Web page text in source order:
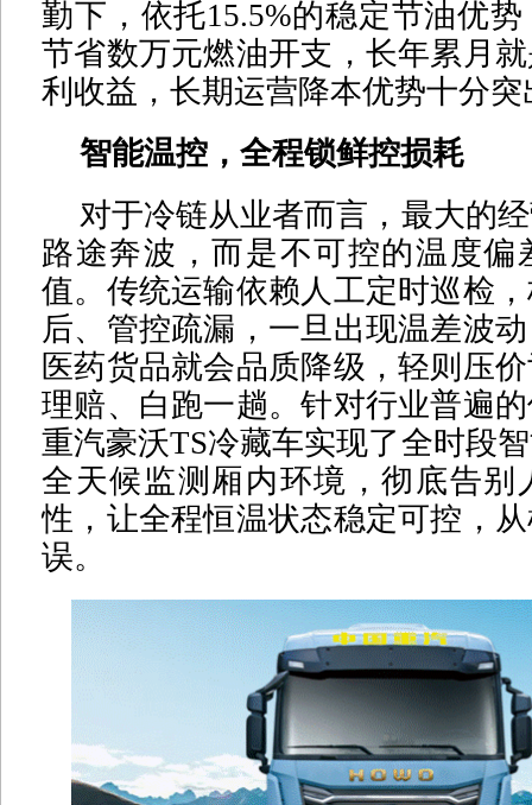
勤下，依托15.5%的稳定节油优
节省数万元燃油开支，长年累月
利收益，长期运营降本优势十分突
智能温控，全程锁鲜控损耗
对于冷链从业者而言，最大的
路途奔波，而是不可控的温度偏
值。传统运输依赖人工定时巡检
后、管控疏漏，一旦出现温差波
医药货品就会品质降级，轻则压
理赔、白跑一趟。针对行业普遍
重汽豪沃TS冷藏车实现了全时段
全天候监测厢内环境，彻底告别
性，让全程恒温状态稳定可控，
误。